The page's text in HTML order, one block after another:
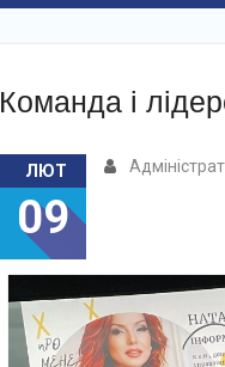
Команда і
ЛЮТ
09